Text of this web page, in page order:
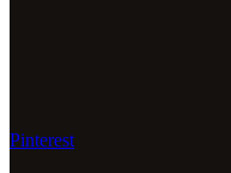
Pinterest